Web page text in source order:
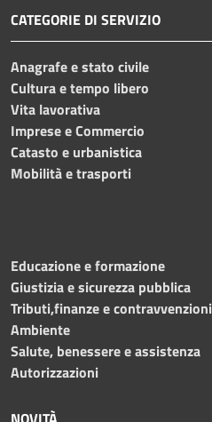
CATEGORIE DI SERVIZIO
Anagrafe e stato civile
Cultura e tempo libero
Vita lavorativa
Imprese e Commercio
Catasto e urbanistica
Mobilità e trasporti
Educazione e formazione
Giustizia e sicurezza pubblica
Tributi,finanze e contravvenzioni
Ambiente
Salute, benessere e assistenza
Autorizzazioni